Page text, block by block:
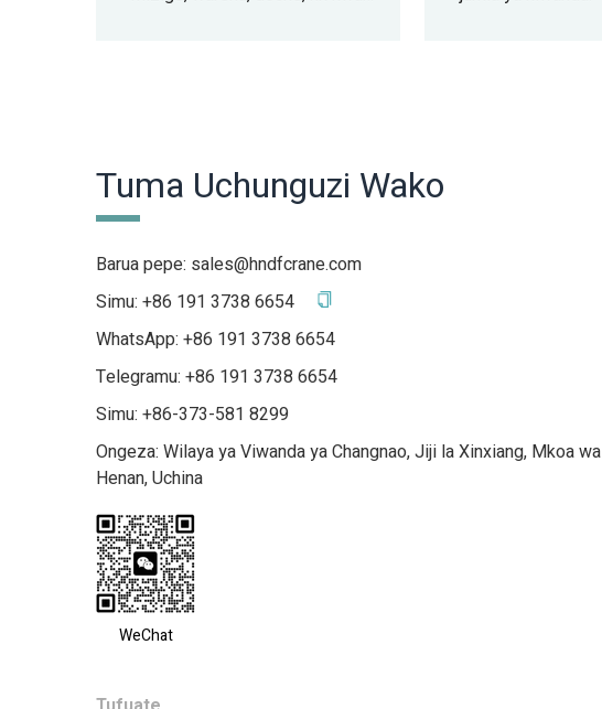
Tuma Uchunguzi Wako
Barua pepe: sales@hndfcrane.com
Simu: +86 191 3738 6654
WhatsApp: +86 191 3738 6654
Telegramu: +86 191 3738 6654
Simu: +86-373-581 8299
Ongeza: Wilaya ya Viwanda ya Changnao, Jiji la Xinxiang, Mkoa wa
Henan, Uchina
WeChat